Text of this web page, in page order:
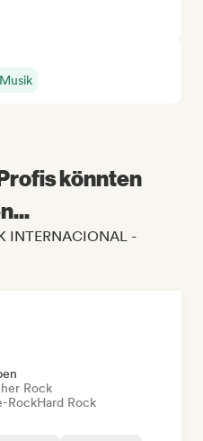
könnten
INTERNACIONAL -
Rock
RockHard Rock